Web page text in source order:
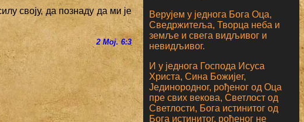
своју, да познаду да ми је
2 Мој. 6:3
Верујем у једнога Бога Оца,
Сведржитеља, Творца неба и
земље и свега видљивог и
невидљивог.
И у једнога Господа Исуса
Христа, Сина Божијег,
Јединородног, рођеног од Оца
пре свих векова, Светлост од
Светлости, Бога истинитог од
Бога истинитог, рођеног не